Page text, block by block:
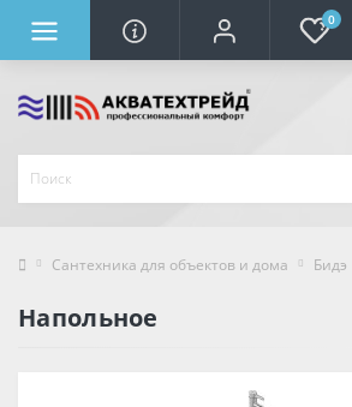
0
Сантехника для объектов и дома Бидэ
Напольное